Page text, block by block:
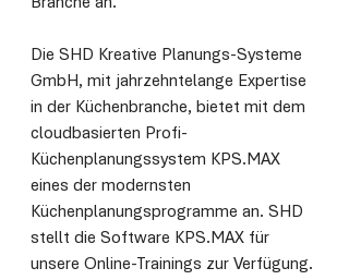
Die SHD Kreative Planungs-Systeme
GmbH, mit jahrzehntelange Expertise
in der Küchenbranche, bietet mit dem
cloudbasierten Profi-
Küchenplanungssystem KPS.MAX
eines der modernsten
Küchenplanungsprogramme an. SHD
stellt die Software KPS.MAX für
unsere Online-Trainings zur Verfügung.